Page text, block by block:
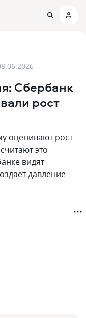
Сбербанк
рост
оценивают рост
это
видят
давление